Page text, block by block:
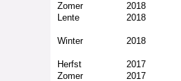
Zomer
2018
Lente
2018
Winter
2018
Herfst
2017
Zomer
2017